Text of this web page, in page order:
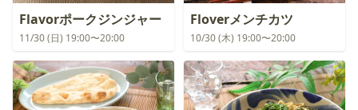
Flavorポークジンジャー
11/30 (日) 19:00〜20:00
Floverメンチカツ
10/30 (木) 19:00〜20:00